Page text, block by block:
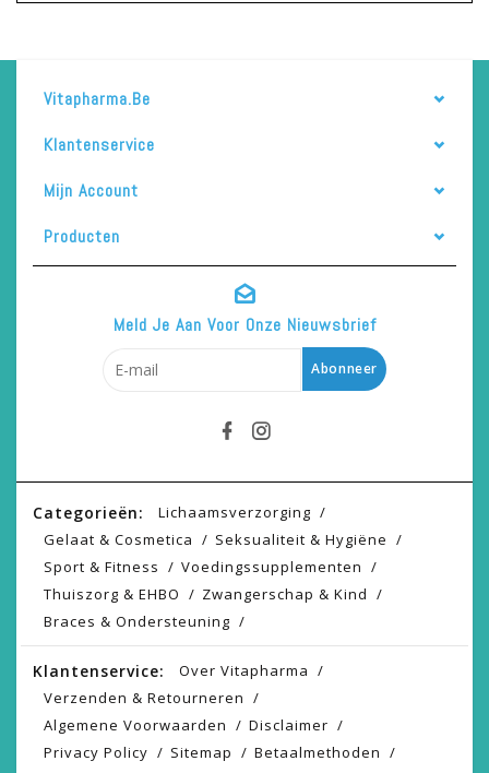
Vitapharma.be
Klantenservice
Mijn Account
Producten
Meld Je Aan Voor Onze Nieuwsbrief
Abonneer
Categorieën:
Lichaamsverzorging
Gelaat & Cosmetica
Seksualiteit & Hygiëne
Sport & Fitness
Voedingssupplementen
Thuiszorg & EHBO
Zwangerschap & Kind
Braces & Ondersteuning
Klantenservice:
Over Vitapharma
Verzenden & Retourneren
Algemene Voorwaarden
Disclaimer
Privacy Policy
Sitemap
Betaalmethoden